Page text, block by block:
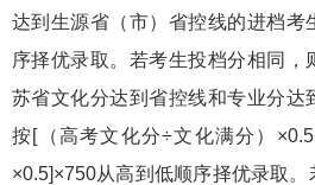
达到生源省（市）省控线的进档考
序择优录取。若考生投档分相同，
苏省文化分达到省控线和专业分达
按[（高考文化分÷文化满分）
×0.5]×750从高到低顺序择优录取